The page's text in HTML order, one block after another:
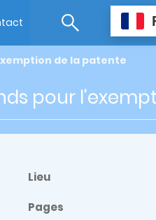
de la patente
pour
Lieu
Pages